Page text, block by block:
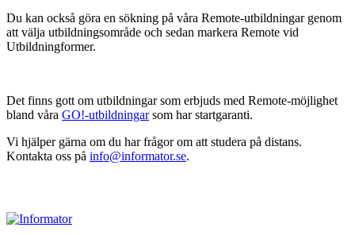
Du kan också göra en sökning på våra Remote-utbildningar genom
att välja utbildningsområde och sedan markera Remote vid
Utbildningformer.
Det finns gott om utbildningar som erbjuds med Remote-möjlighet
bland våra GO!-utbildningarsom har startgaranti.
Vi hjälper gärna om du har frågor om att studera på distans.
Kontakta oss på info@informator.se.